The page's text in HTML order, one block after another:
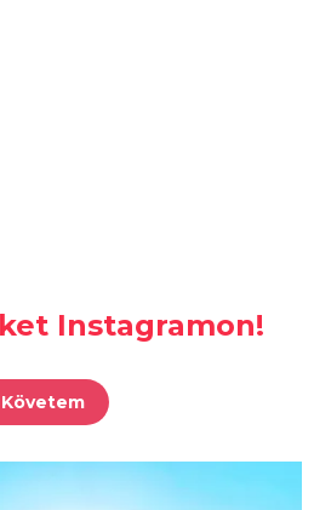
Instagramon!
Követem